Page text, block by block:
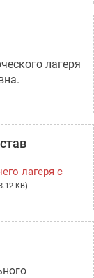
лагеря
лагеря с
KB)